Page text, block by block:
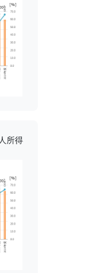
所得